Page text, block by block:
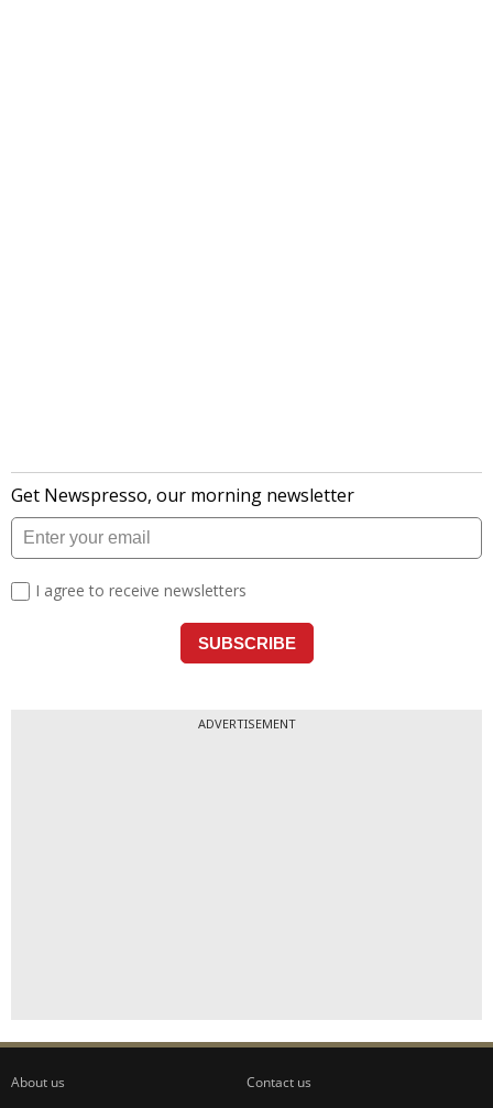
ADVERTISEMENT
About us Contact us